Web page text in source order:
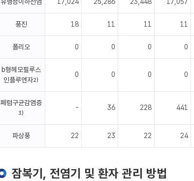
풍진 18 11 11 11
폴리오 0 0 0 0
b형헤모필루스
인플루엔자2)
0 0 0 0
폐렴구균감염증
3)
- 36 228 441
파상풍 22 23 22 24
잠복기, 전염기 및 환자 관리 방법